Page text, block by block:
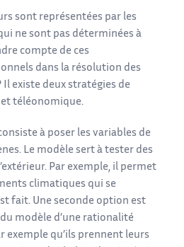
sont représentées par les
ne sont pas déterminées à
compte de ces
dans la résolution des
existe deux stratégies de
téléonomique.
à poser les variables de
Le modèle sert à tester des
Par exemple, il permet
climatiques qui se
fait. Une seconde option est
modèle d’une rationalité
exemple qu’ils prennent leurs